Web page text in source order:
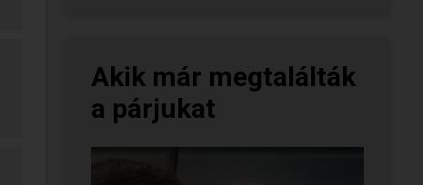
Akik már megtalálták
a párjukat